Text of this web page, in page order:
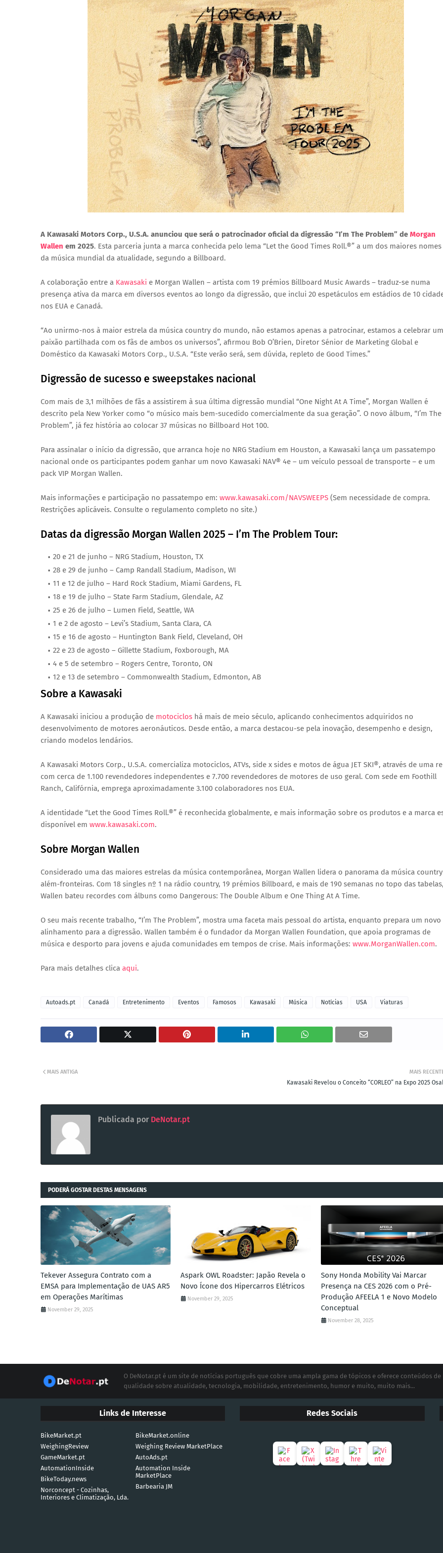
A Kawasaki Motors Corp., U.S.A. anunciou que será o patrocinador oficial da digressão “I’m The Problem” de Morgan
Wallen em 2025. Esta parceria junta a marca conhecida pelo lema “Let the Good Times Roll.®” a um dos maiores nomes
da música mundial da atualidade, segundo a Billboard.
A colaboração entre a Kawasaki e Morgan Wallen – artista com 19 prémios Billboard Music Awards – traduz-se numa
presença ativa da marca em diversos eventos ao longo da digressão, que inclui 20 espetáculos em estádios de 10
nos EUA e Canadá.
“Ao unirmo-nos à maior estrela da música country do mundo, não estamos apenas a patrocinar, estamos a celebrar
paixão partilhada com os fãs de ambos os universos”, afirmou Bob O’Brien, Diretor Sénior de Marketing Global e
Doméstico da Kawasaki Motors Corp., U.S.A. “Este verão será, sem dúvida, repleto de Good Times.”
Digressão de sucesso e sweepstakes nacional
Com mais de 3,1 milhões de fãs a assistirem à sua última digressão mundial “One Night At A Time”, Morgan Wallen é
descrito pela New Yorker como “o músico mais bem-sucedido comercialmente da sua geração”. O novo álbum, “I’m The
Problem”, já fez história ao colocar 37 músicas no Billboard Hot 100.
Para assinalar o início da digressão, que arranca hoje no NRG Stadium em Houston, a Kawasaki lança um passatempo
nacional onde os participantes podem ganhar um novo Kawasaki NAV® 4e – um veículo pessoal de transporte – e um
pack VIP Morgan Wallen.
Mais informações e participação no passatempo em: www.kawasaki.com/NAVSWEEPS (Sem necessidade de compra.
Restrições aplicáveis. Consulte o regulamento completo no site.)
Datas da digressão Morgan Wallen 2025 – I’m The Problem Tour:
20 e 21 de junho – NRG Stadium, Houston, TX
28 e 29 de junho – Camp Randall Stadium, Madison, WI
11 e 12 de julho – Hard Rock Stadium, Miami Gardens, FL
18 e 19 de julho – State Farm Stadium, Glendale, AZ
25 e 26 de julho – Lumen Field, Seattle, WA
1 e 2 de agosto – Levi’s Stadium, Santa Clara, CA
15 e 16 de agosto – Huntington Bank Field, Cleveland, OH
22 e 23 de agosto – Gillette Stadium, Foxborough, MA
4 e 5 de setembro – Rogers Centre, Toronto, ON
12 e 13 de setembro – Commonwealth Stadium, Edmonton, AB
Sobre a Kawasaki
A Kawasaki iniciou a produção de motociclos há mais de meio século, aplicando conhecimentos adquiridos no
desenvolvimento de motores aeronáuticos. Desde então, a marca destacou-se pela inovação, desempenho e design,
criando modelos lendários.
A Kawasaki Motors Corp., U.S.A. comercializa motociclos, ATVs, side x sides e motos de água JET SKI®, através de uma
com cerca de 1.100 revendedores independentes e 7.700 revendedores de motores de uso geral. Com sede em Foothill
Ranch, Califórnia, emprega aproximadamente 3.100 colaboradores nos EUA.
A identidade “Let the Good Times Roll.®” é reconhecida globalmente, e mais informação sobre os produtos e a marca
disponível em www.kawasaki.com.
Sobre Morgan Wallen
Considerado uma das maiores estrelas da música contemporânea, Morgan Wallen lidera o panorama da música
além-fronteiras. Com 18 singles nº 1 na rádio country, 19 prémios Billboard, e mais de 190 semanas no topo das
Wallen bateu recordes com álbuns como Dangerous: The Double Album e One Thing At A Time.
O seu mais recente trabalho, “I’m The Problem”, mostra uma faceta mais pessoal do artista, enquanto prepara um novo
alinhamento para a digressão. Wallen também é o fundador da Morgan Wallen Foundation, que apoia programas de
música e desporto para jovens e ajuda comunidades em tempos de crise. Mais informações: www.MorganWallen.com.
Para mais detalhes clica aqui.
Autoads.pt Canadá Entretenimento Eventos Famosos Kawasaki Música Notícias USA Viaturas
MAIS
Kawasaki Revelou o Conceito “CORLEO” na Expo 2025
MAIS ANTIGA
Publicada por DeNotar.pt
PODERÁ GOSTAR DESTAS MENSAGENS
Tekever Assegura Contrato com a
EMSA para Implementação de UAS AR5
em Operações Marítimas
November 29, 2025
Aspark OWL Roadster: Japão Revela o
Novo Ícone dos Hipercarros Elétricos
November 29, 2025
Sony Honda Mobility Vai Marcar
Presença na CES 2026 com o Pré-
Produção AFEELA 1 e Novo Modelo
Conceptual
November 28, 2025
O DeNotar.pt é um site de notícias português que cobre uma ampla gama de tópicos e oferece conteúdos de
qualidade sobre atualidade, tecnologia, mobilidade, entretenimento, humor e muito, muito mais...
Links de Interesse
BikeMarket.pt
BikeMarket.online
WeighingReview
Weighing Review MarketPlace
GameMarket.pt
AutoAds.pt
AutomationInside
Automation Inside
MarketPlace
BikeToday.news
Barbearia JM
Norconcept - Cozinhas,
Interiores e Climatização, Lda.
Redes Sociais